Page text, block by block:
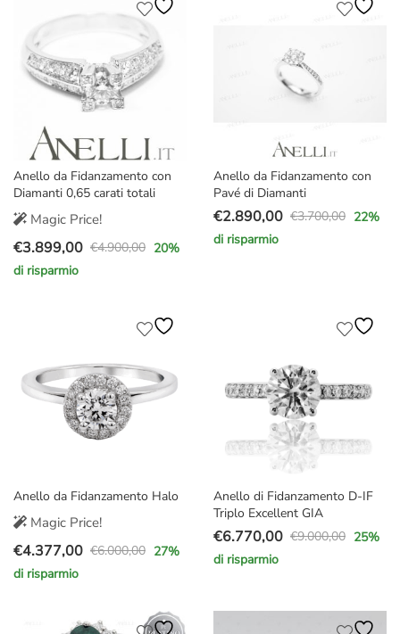
Anello da Fidanzamento con
Diamanti 0,65 carati totali
Magic Price!
€4.900,00
Il
prezzo
€3.899,00
Il
prezzo
20%
di risparmio
Anello da Fidanzamento con
Pavé di Diamanti
€3.700,00
Il
prezzo
€2.890,00
Il
prezzo
22%
di risparmio
Anello da Fidanzamento Halo
Magic Price!
€6.000,00
Il
prezzo
€4.377,00
Il
prezzo
27%
di risparmio
Anello di Fidanzamento D-IF
Triplo Excellent GIA
€9.000,00
Il
prezzo
era:
€6.770,00
Il
prezzo
è:
25%
di risparmio